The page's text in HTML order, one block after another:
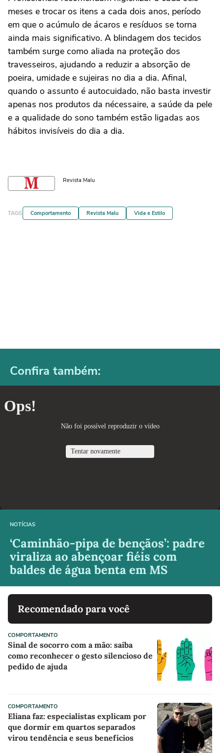
meses e trocar os itens a cada dois anos, período
em que o acúmulo de ácaros e resíduos se torna
ainda mais significativo. A blindagem dos tecidos
também surge como aliada na proteção dos
travesseiros, ajudando a reduzir a absorção de
poeira, umidade e sujeiras no dia a dia. Afinal,
quando o assunto é autocuidado, não basta investir
apenas nos produtos da nécessaire, a saúde da pele
e a qualidade do sono também estão ligadas aos
hábitos invisíveis do dia a dia.
Revista Malu
TAGS Comportamento Revista Malu Vida e Estilo
Confira também:
NOTÍCIAS
‘Caminhão-pipa de bençãos’: padre
viraliza ao abençoar fiéis com
baldes de água benta em MS
Recomendado para você
COMPORTAMENTO
Sinal de socorro com a mão: saiba
como reconhecer o gesto silencioso de
pedido de ajuda
COMPORTAMENTO
Eliana faz: especialistas explicam por
que dormir em quartos separados
virou tendência e seus benefícios